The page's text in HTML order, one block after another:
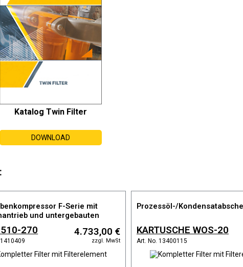
Katalog Twin Filter
DOWNLOAD
F-Serie mit
und untergebauten
270 4.733,00 €
zzgl. MwSt
Prozessöl-/
KARTUSCHE WOS-20
Art. No. 13400115